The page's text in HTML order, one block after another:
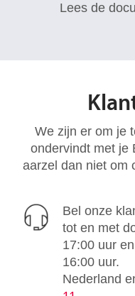
Lees de
We zijn er om je
ondervindt met je
aarzel dan niet om
Bel onze
tot en met
17:00 uur
16:00 uur.
Nederland